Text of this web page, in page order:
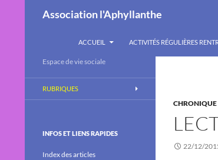
Association l'Aphyllanthe
ACCUEIL
ACTIVITÉS RÉGULIÈRES
CHRONIQUE
22/12/
Espace de vie sociale
RUBRIQUES
INFOS ET LIENS RAPIDES
Index des articles